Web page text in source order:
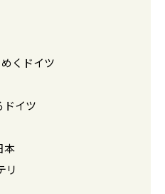
くドイツ
ドイツ
本
リ